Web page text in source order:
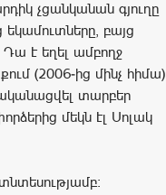
չցանկանան գյուղը
եկամուտները, բայց
Դա է եղել ամբողջ
(2006-ից մինչ հիմա)
տարբեր
մեկն էլ Սոլակ